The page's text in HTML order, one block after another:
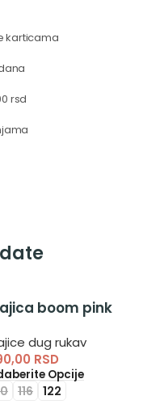
karticama
rsd
boom pink
dug rukav
RSD
Opcije
116 122